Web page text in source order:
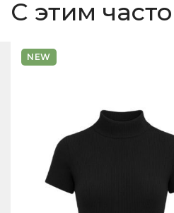
С этим
NEW